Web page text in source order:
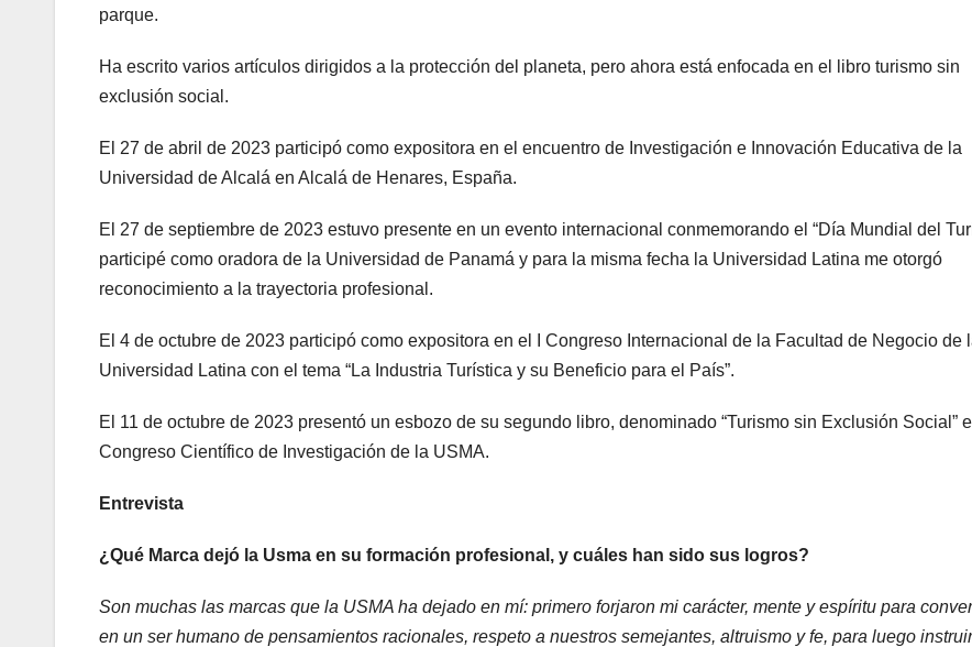
parque.
Ha escrito varios artículos dirigidos a la protección del planeta, pero ahora está enfocada en el libro turismo sin
exclusión social.
El 27 de abril de 2023 participó como expositora en el encuentro de Investigación e Innovación Educativa de la
Universidad de Alcalá en Alcalá de Henares, España.
El 27 de septiembre de 2023 estuvo presente en un evento internacional conmemorando el “Día Mundial del
participé como oradora de la Universidad de Panamá y para la misma fecha la Universidad Latina me otorgó
reconocimiento a la trayectoria profesional.
El 4 de octubre de 2023 participó como expositora en el I Congreso Internacional de la Facultad de Negocio de
Universidad Latina con el tema “La Industria Turística y su Beneficio para el País”.
El 11 de octubre de 2023 presentó un esbozo de su segundo libro, denominado “Turismo sin Exclusión Social”
Congreso Científico de Investigación de la USMA.
Entrevista
¿Qué Marca dejó la Usma en su formación profesional, y cuáles han sido sus logros?
Son muchas las marcas que la USMA ha dejado en mí: primero forjaron mi carácter, mente y espíritu para
en un ser humano de pensamientos racionales, respeto a nuestros semejantes, altruismo y fe, para luego